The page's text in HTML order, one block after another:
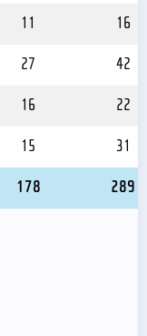
11 16
27 42
16 22
15 31
178 289